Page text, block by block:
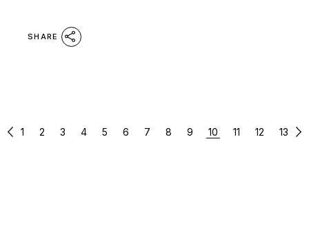
SHARE
POSTS
1 2 3 4 5 6 7 8 9 10 11 12 13